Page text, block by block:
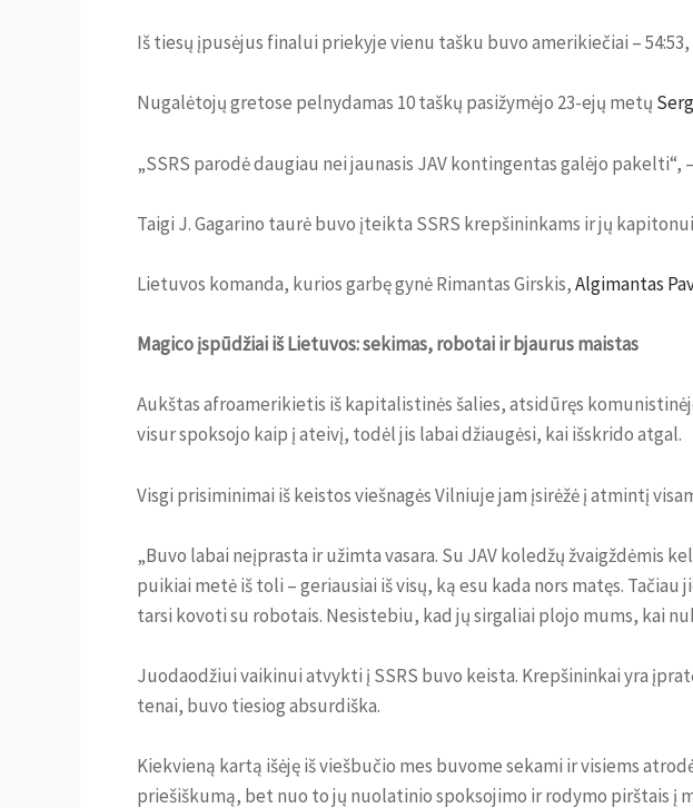
Iš tiesų įpusėjus finalui priekyje vienu tašku buvo amerikiečiai –
Nugalėtojų gretose pelnydamas 10 taškų pasižymėjo 23-ejų metų
„SSRS parodė daugiau nei jaunasis JAV kontingentas galėjo
Taigi J. Gagarino taurė buvo įteikta SSRS krepšininkams ir jų
Lietuvos komanda, kurios garbę gynė Rimantas Girskis,Algimantas
Magico įspūdžiai iš Lietuvos: sekimas, robotai ir bjaurus maistas
Aukštas afroamerikietis iš kapitalistinės šalies, atsidūręs
visur spoksojo kaip į ateivį, todėl jis labai džiaugėsi, kai išskrido atgal.
Visgi prisiminimai iš keistos viešnagės Vilniuje jam įsirėžė į atmintį
„Buvo labai neįprasta ir užimta vasara. Su JAV koledžų žvaigždėmis
puikiai metė iš toli – geriausiai iš visų, ką esu kada nors matęs.
tarsi kovoti su robotais. Nesistebiu, kad jų sirgaliai plojo mums, kai
Juodaodžiui vaikinui atvykti į SSRS buvo keista. Krepšininkai yra
tenai, buvo tiesiog absurdiška.
Kiekvieną kartą išėję iš viešbučio mes buvome sekami ir visiems
priešiškumą, bet nuo to jų nuolatinio spoksojimo ir rodymo pirštais į